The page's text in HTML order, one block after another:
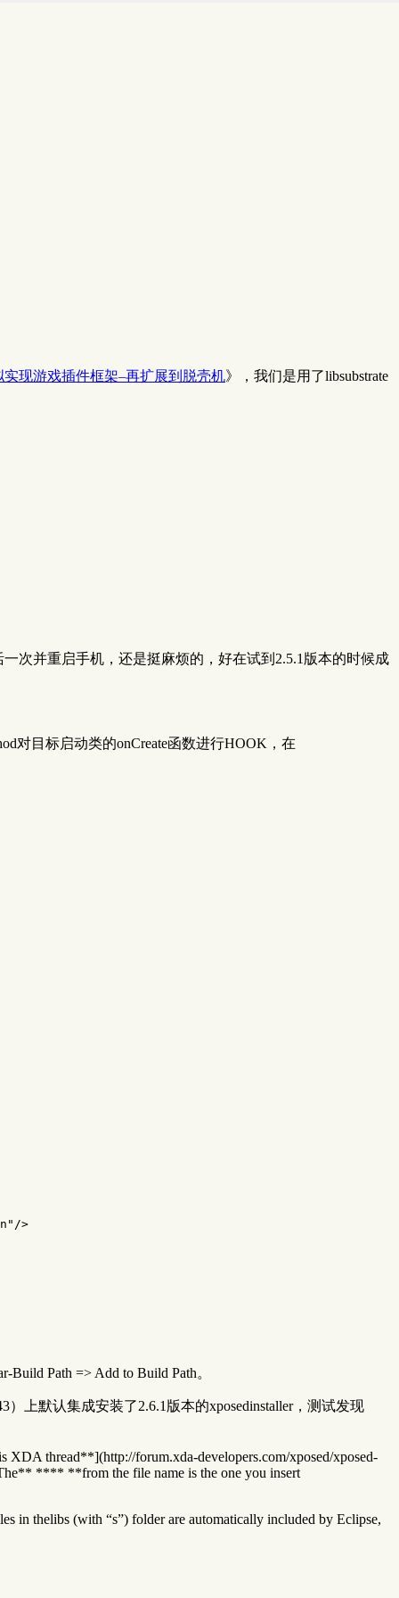
现游戏插件框架–再扩展到脱壳机》，我们是用了libsubstrate
一次并重启手机，还是挺麻烦的，好在试到2.5.1版本的时候成
对目标启动类的onCreate函数进行HOOK，在
/>
Path => Add to Build Path。
上默认集成安装了2.6.1版本的xposedinstaller，测试发现
thread**](http://forum.xda-developers.com/xposed/xposed-
**** **from the file name is the one you insert
in thelibs (with “s”) folder are automatically included by Eclipse,